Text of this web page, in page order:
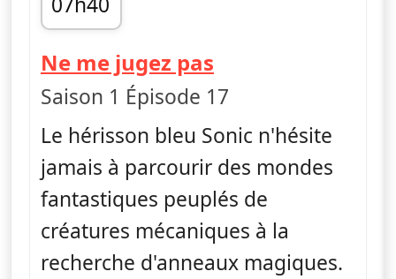
fin 07h50
Ne me jugez pas
Saison 1 Épisode 17
Le hérisson bleu Sonic n'hésite
jamais à parcourir des mondes
fantastiques peuplés de
créatures mécaniques à la
recherche d'anneaux magiques.